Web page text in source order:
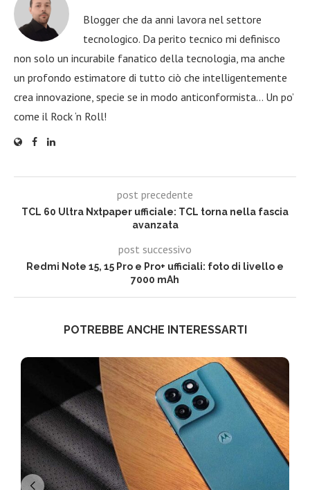
Blogger che da anni lavora nel settore
tecnologico. Da perito tecnico mi definisco
non solo un incurabile fanatico della tecnologia, ma anche
un profondo estimatore di tutto ciò che intelligentemente
crea innovazione, specie se in modo anticonformista… Un po’
come il Rock ‘n Roll!
post precedente
TCL 60 Ultra Nxtpaper ufficiale: TCL torna nella fascia
avanzata
post successivo
Redmi Note 15, 15 Pro e Pro+ ufficiali: foto di livello e
7000 mAh
POTREBBE ANCHE INTERESSARTI